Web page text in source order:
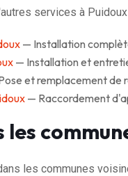
services à Puidoux
— Installation
— Installation et
et remplacement de
— Raccordement
les communes